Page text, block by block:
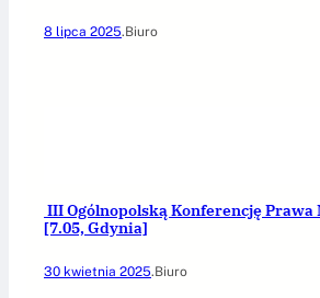
8 lipca 2025.Biuro
III Ogólnopolską Konferencję Prawa
[7.05, Gdynia]
30 kwietnia 2025.Biuro